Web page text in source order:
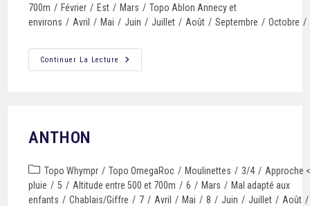
700m / Février / Est / Mars / Topo Ablon Annecy et
environs / Avril / Mai / Juin / Juillet / Août / Septembre / Octobre /
Continuer La Lecture
ANTHON
Topo Whympr / Topo OmegaRoc / Moulinettes / 3/4 / Approche
pluie / 5 / Altitude entre 500 et 700m / 6 / Mars / Mal adapté aux
enfants / Chablais/Giffre / 7 / Avril / Mai / 8 / Juin / Juillet / Août /